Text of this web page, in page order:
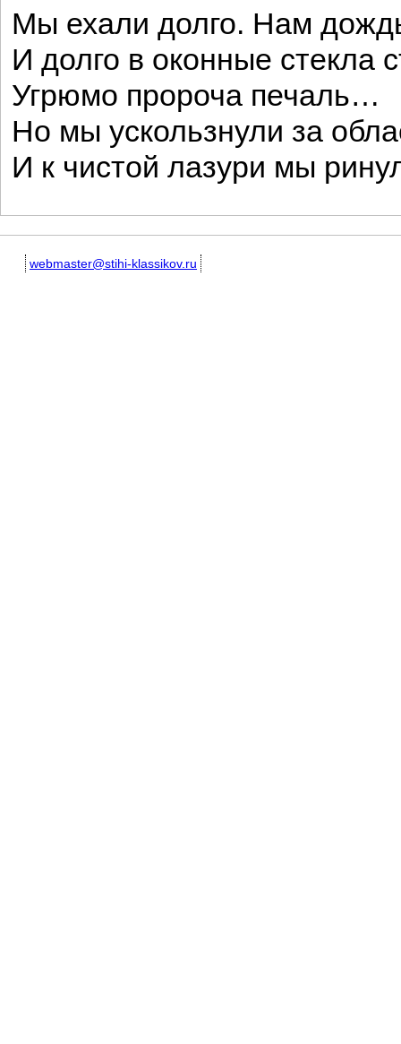
Мы ехали долго. Нам
И долго в оконные стекла
Угрюмо пророча печаль…
Но мы ускользнули за
И к чистой лазури мы
webmaster@stihi-klassikov.ru